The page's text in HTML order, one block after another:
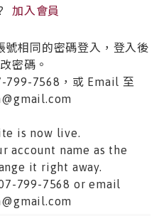
加入會員
號相同的密碼登入，登入後
密碼。
799-7568，或 Email 至
is now live.
account name as the
it right away.
799-7568 or email